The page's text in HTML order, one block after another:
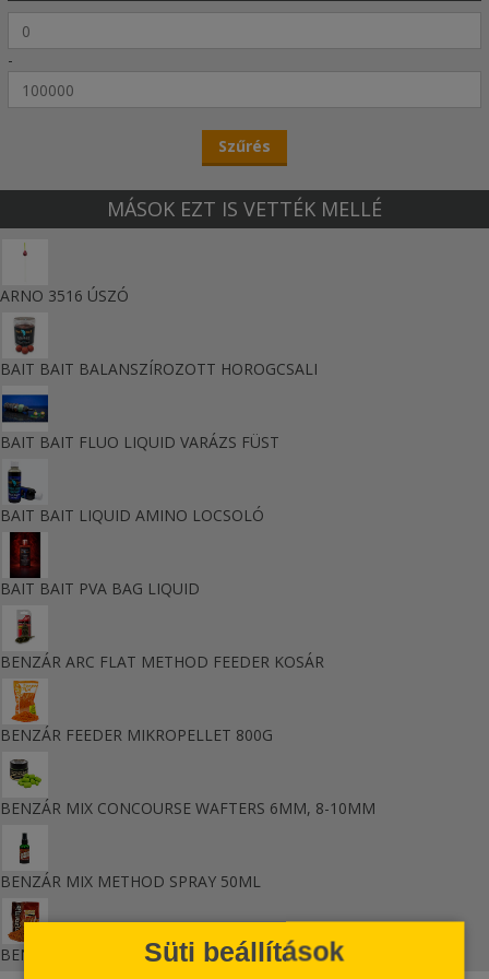
Süti beállítások
-
MÁSOK EZT IS VETTÉK MELLÉ
ARNO 3516 ÚSZÓ
BAIT BAIT BALANSZÍROZOTT HOROGCSALI
BAIT BAIT FLUO LIQUID VARÁZS FÜST
BAIT BAIT LIQUID AMINO LOCSOLÓ
BAIT BAIT PVA BAG LIQUID
BENZÁR ARC FLAT METHOD FEEDER KOSÁR
BENZÁR FEEDER MIKROPELLET 800G
BENZÁR MIX CONCOURSE WAFTERS 6MM, 8-10MM
BENZÁR MIX METHOD SPRAY 50ML
BENZAR MIX TURBO PELLET 800G